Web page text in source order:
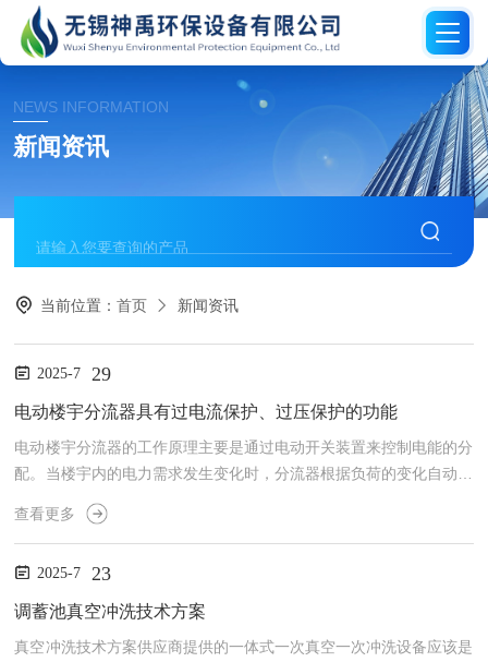
NEWS INFORMATION
新闻资讯
当前位置：首页 新闻资讯
2025-7 29
电动楼宇分流器具有过电流保护、过压保护的功能
电动楼宇分流器的工作原理主要是通过电动开关装置来控制电能的分
配。当楼宇内的电力需求发生变化时，分流器根据负荷的变化自动调
节电流的流向，从而保障各区域的电力稳定供应。通常由自动调节模
块、控制器、传感器等部件组成，通过传感器实时监测各个电路的负
操作流程：1.负荷监测：分流器内置的传感器实时监测楼宇内各区域
的电力需求，包括电压、电流、功率等数据。2.自动调节：当监测到
查看更多
2025-7 23
调蓄池真空冲洗技术方案
真空冲洗技术方案供应商提供的一体式一次真空一次冲洗设备应该是